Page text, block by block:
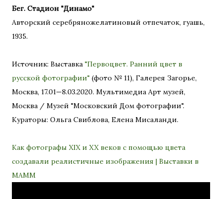
Бег. Стадион "Динамо"
Авторский серебряножелатиновый отпечаток, гуашь,
1935.
Источник: Выставка "Первоцвет. Ранний цвет в
русской фотографии" (фото № 11), Галерея Загорье,
Москва, 17.01—8.03.2020. Мультимедиа Арт музей,
Москва / Музей "Московский Дом фотографии".
Кураторы: Ольга Свиблова, Елена Мисаланди.
Как фотографы XIX и XX веков с помощью цвета
создавали реалистичные изображения | Выставки в
МАММ